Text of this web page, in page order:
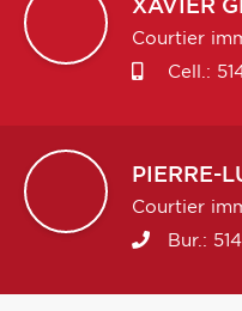
XAVIER
Courtier
Cell.:
PIERRE-
Courtier
Bur.: